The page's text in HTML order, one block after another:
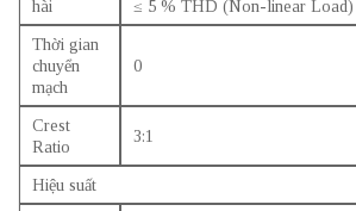
hài
≤ 5 % THD (Non-linear Load)
Thời gian
chuyển
mạch
0
Crest
Ratio
3:1
Hiệu suất